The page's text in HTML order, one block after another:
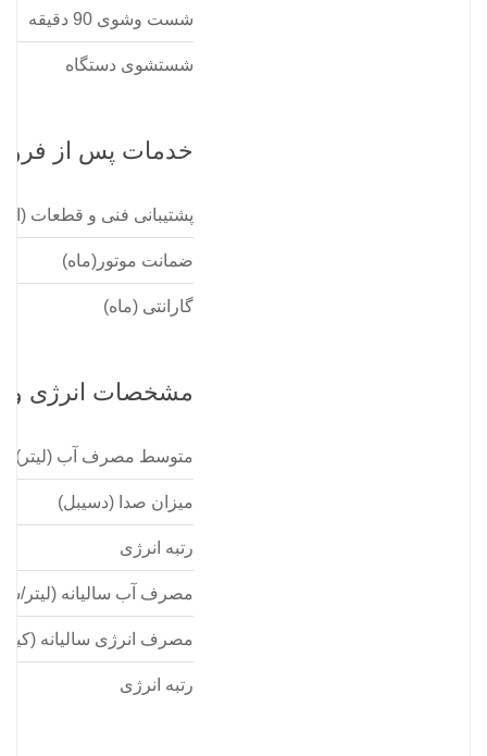
شست وشوی 90 دقیقه
شستشوی دستگاه
خدمات پس از
پشتیبانی فنی و قطعات
ضمانت موتور(ماه)
گارانتی (ماه)
مشخصات انرژی و
متوسط مصرف آب (لیتر)
میزان صدا (دسیبل)
رتبه انرژی
مصرف آب سالیانه (لیتر/
مصرف انرژی سالیانه
رتبه انرژی